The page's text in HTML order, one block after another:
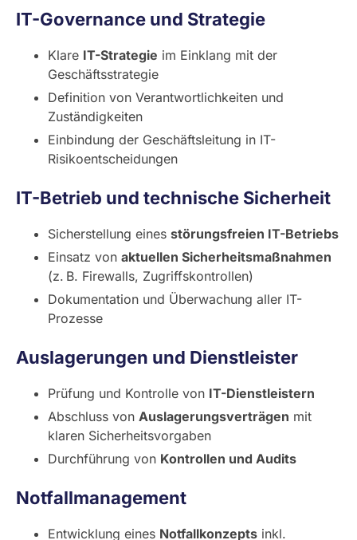
IT-Governance und Strategie
Klare IT-Strategie im Einklang mit der
Geschäftsstrategie
Definition von Verantwortlichkeiten und
Zuständigkeiten
Einbindung der Geschäftsleitung in IT-
Risikoentscheidungen
IT-Betrieb und technische Sicherheit
Sicherstellung eines störungsfreien IT-Betriebs
Einsatz von aktuellen Sicherheitsmaßnahmen
(z. B. Firewalls, Zugriffskontrollen)
Dokumentation und Überwachung aller IT-
Prozesse
Auslagerungen und Dienstleister
Prüfung und Kontrolle von IT-Dienstleistern
Abschluss von Auslagerungsverträgen mit
klaren Sicherheitsvorgaben
Durchführung von Kontrollen und Audits
Notfallmanagement
Entwicklung eines Notfallkonzepts inkl.